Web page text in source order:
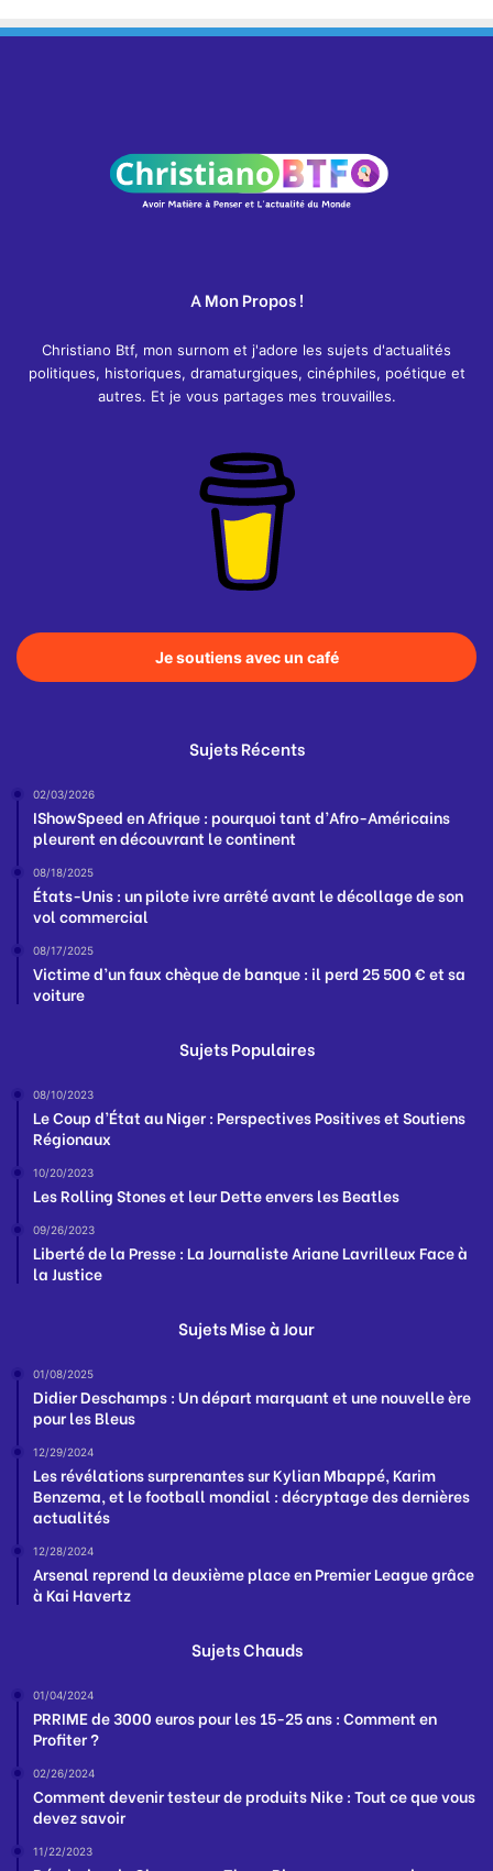
A Mon Propos !
Christiano Btf, mon surnom et j'adore les sujets d'actualités
politiques, historiques, dramaturgiques, cinéphiles, poétique et
autres. Et je vous partages mes trouvailles.
Je soutiens avec un café
Sujets Récents
02/03/2026
IShowSpeed en Afrique : pourquoi tant d’Afro-Américains
pleurent en découvrant le continent
08/18/2025
États-Unis : un pilote ivre arrêté avant le décollage de son
vol commercial
08/17/2025
Victime d’un faux chèque de banque : il perd 25 500 € et sa
voiture
Sujets Populaires
08/10/2023
Le Coup d’État au Niger : Perspectives Positives et Soutiens
Régionaux
10/20/2023
Les Rolling Stones et leur Dette envers les Beatles
09/26/2023
Liberté de la Presse : La Journaliste Ariane Lavrilleux Face à
la Justice
Sujets Mise à Jour
01/08/2025
Didier Deschamps : Un départ marquant et une nouvelle ère
pour les Bleus
12/29/2024
Les révélations surprenantes sur Kylian Mbappé, Karim
Benzema, et le football mondial : décryptage des dernières
actualités
12/28/2024
Arsenal reprend la deuxième place en Premier League grâce
à Kai Havertz
Sujets Chauds
01/04/2024
PRRIME de 3000 euros pour les 15-25 ans : Comment en
Profiter ?
02/26/2024
Comment devenir testeur de produits Nike : Tout ce que vous
devez savoir
11/22/2023